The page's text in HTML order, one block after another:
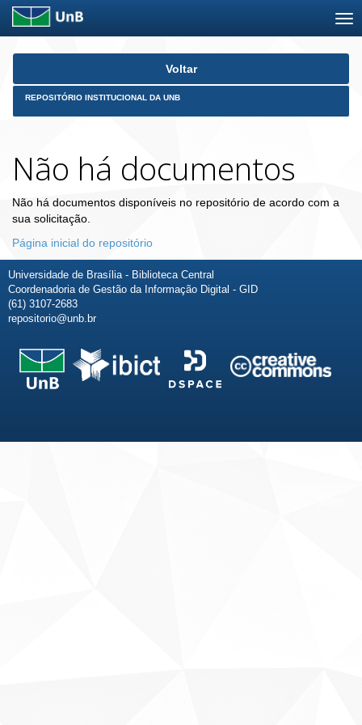
Skip
Voltar
REPOSITÓRIO INSTITUCIONAL DA UNB
Não há documentos
Não há documentos disponíveis no repositório de acordo com a
sua solicitação.
Página inicial do repositório
Universidade de Brasília - Biblioteca Central
Coordenadoria de Gestão da Informação Digital - GID
(61) 3107-2683
repositorio@unb.br